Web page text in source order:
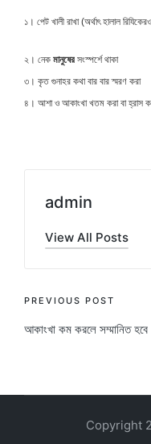
১। পেট খালী রাখা (অর্থাৎ হালাল
২। নেক মানুষের সংস্পর্শে থাকা
৩। কৃত গুনাহর কথা বার বার স্মরণ করা
৪। আশা ও আকাংখা খতম করা বা হ্রাস
admin
View All Posts
Post
navigation
PREVIOUS POST
আকাংখা কম করলে সম্মানিত হবে
Copyright